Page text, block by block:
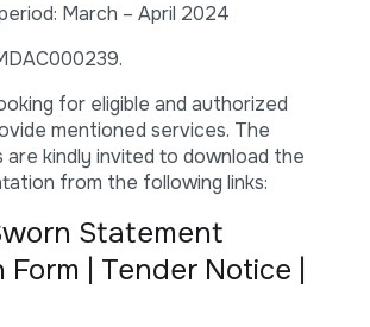
March – April 2024
for eligible and authorized
mentioned services. The
are kindly invited to download the
from the following links:
Statement
Form Tender Notice